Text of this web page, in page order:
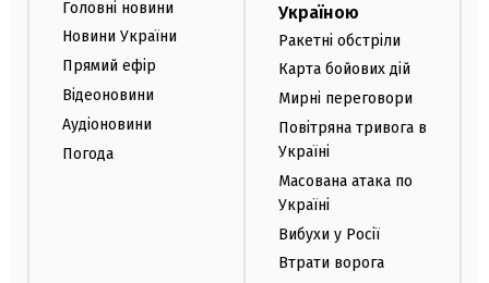
Головні новини
Новини України
Прямий ефір
Відеоновини
Аудіоновини
Погода
Україною
Ракетні обстріли
Карта бойових дій
Мирні переговори
Повітряна тривога в
Україні
Масована атака по
Україні
Вибухи у Росії
Втрати ворога